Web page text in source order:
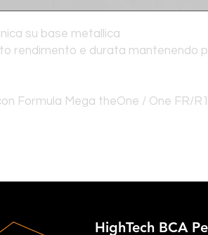
su base metallica
rendimento e durata mantenendo
Formula Mega theOne / One FR/
HighTech BCA